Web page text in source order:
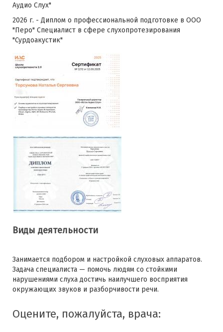
Аудио Слух"
2026 г. - Диплом о профессиональной подготовке в ООО
"Перо" Специалист в сфере слухопротезирования
"Сурдоакустик"
Виды деятельности
Занимается подбором и настройкой слуховых аппаратов.
Задача специалиста — помочь людям со стойкими
нарушениями слуха достичь наилучшего восприятия
окружающих звуков и разборчивости речи.
Оцените, пожалуйста, врача: